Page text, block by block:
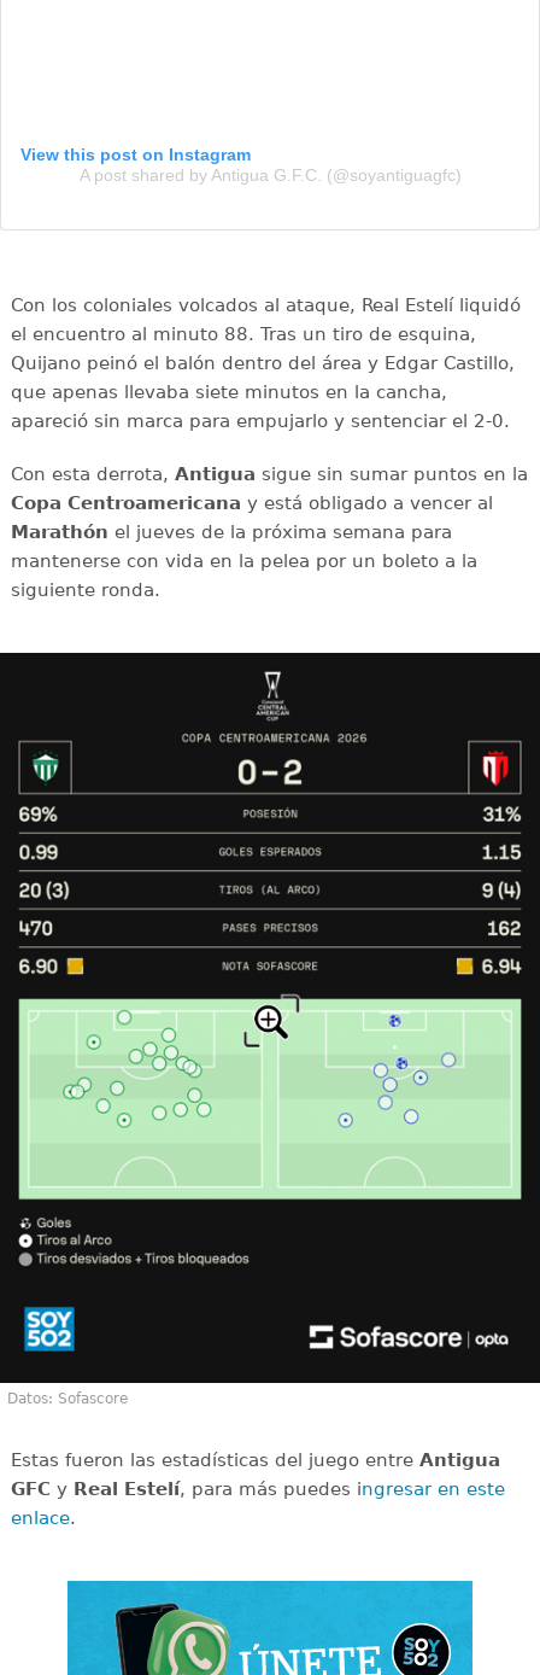
View this post on Instagram
A post shared by Antigua G.F.C. (@soyantiguagfc)
Con los coloniales volcados al ataque, Real Estelí liquidó
el encuentro al minuto 88. Tras un tiro de esquina,
Quijano peinó el balón dentro del área y Edgar Castillo,
que apenas llevaba siete minutos en la cancha,
apareció sin marca para empujarlo y sentenciar el 2-0.
Con esta derrota, Antigua sigue sin sumar puntos en la
Copa Centroamericana y está obligado a vencer al
Marathón el jueves de la próxima semana para
mantenerse con vida en la pelea por un boleto a la
siguiente ronda.
Datos: Sofascore
Estas fueron las estadísticas del juego entre Antigua
GFC y Real Estelí, para más puedes ingresar en este
enlace.